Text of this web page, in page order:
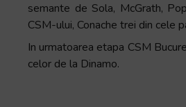
semante de Sola, McGrath,
CSM-ului, Conache trei din cele
In urmatoarea etapa CSM
celor de la Dinamo.